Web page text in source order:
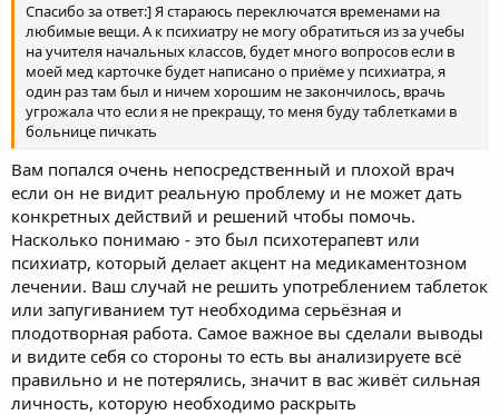
Спасибо за ответ:] Я стараюсь переключатся временами на
любимые вещи. А к психиатру не могу обратиться из за учебы
на учителя начальных классов, будет много вопросов если в
моей мед карточке будет написано о приёме у психиатра, я
один раз там был и ничем хорошим не закончилось, врачь
угрожала что если я не прекращу, то меня буду таблетками в
больнице пичкать
Вам попался очень непосредственный и плохой врач
если он не видит реальную проблему и не может дать
конкретных действий и решений чтобы помочь.
Насколько понимаю - это был психотерапевт или
психиатр, который делает акцент на медикаментозном
лечении. Ваш случай не решить употреблением таблеток
или запугиванием тут необходима серьёзная и
плодотворная работа. Самое важное вы сделали выводы
и видите себя со стороны то есть вы анализируете всё
правильно и не потерялись, значит в вас живёт сильная
личность, которую необходимо раскрыть